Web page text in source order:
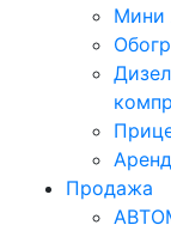
Мини
Продажа